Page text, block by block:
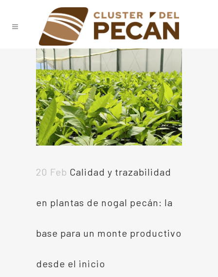
20 Feb Calidad y trazabilidad
en plantas de nogal pecán: la
base para un monte productivo
desde el inicio